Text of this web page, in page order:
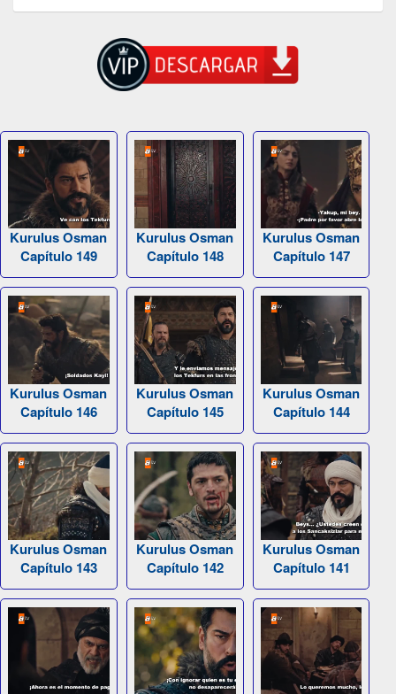
Kurulus Osman
Capítulo 149
Kurulus Osman
Capítulo 148
Kurulus Osman
Capítulo 147
Kurulus Osman
Capítulo 146
Kurulus Osman
Capítulo 145
Kurulus Osman
Capítulo 144
Kurulus Osman
Capítulo 143
Kurulus Osman
Capítulo 142
Kurulus Osman
Capítulo 141